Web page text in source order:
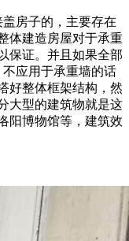
房子的，主要存在
体建造房屋对于承重
保证。并且如果全部
应用于承重墙的话
好整体框架结构，然
大型的建筑物就是这
阳博物馆等，建筑效